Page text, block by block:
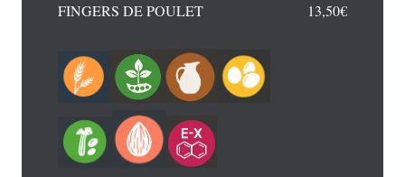
FINGERS DE POULET 13,50€